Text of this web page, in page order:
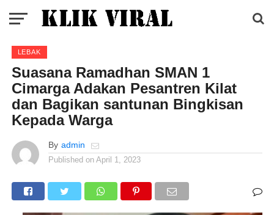
LEBAK
Suasana Ramadhan SMAN 1
Cimarga Adakan Pesantren Kilat
dan Bagikan santunan Bingkisan
Kepada Warga
By admin
Published on April 1, 2023